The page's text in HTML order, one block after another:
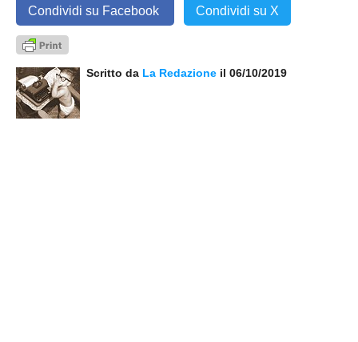
Condividi su Facebook Condividi su X
Scritto da La Redazione il 06/10/2019